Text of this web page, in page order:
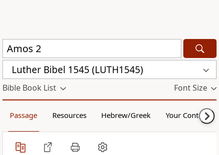
Luther Bibel 1545 (LUTH1545)
Bible Book List Font Size
Passage Resources Hebrew/Greek Your Content